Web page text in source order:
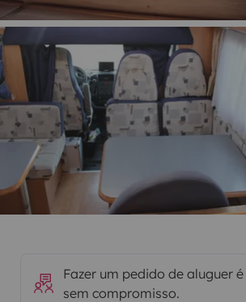
Fazer um pedido de aluguer
sem compromisso.